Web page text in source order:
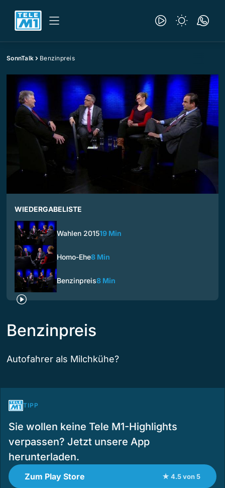
SonnTalk Benzinpreis
WIEDERGABELISTE
Wahlen 201519 Min
Homo-Ehe8 Min
Benzinpreis8 Min
Benzinpreis
Autofahrer als Milchkühe?
TIPP
Sie wollen keine Tele M1-Highlights
verpassen? Jetzt unsere App
herunterladen.
Zum Play Store ★ 4.5 von 5